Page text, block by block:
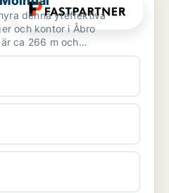
denna yteffektiva
och kontor i Åbro
ca 266 m och